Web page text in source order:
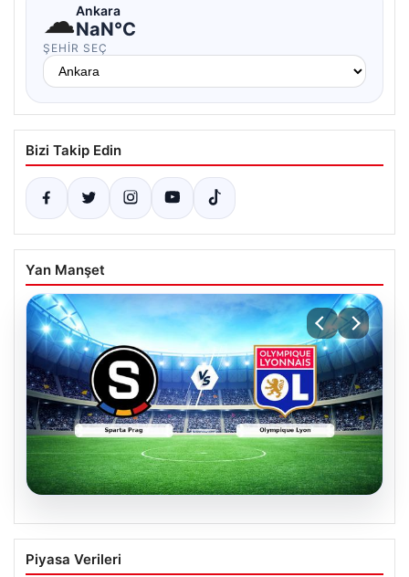
☁Ankara
NaN°C
ŞEHIR SEÇ
Bizi Takip Edin
Yan Manşet
(Özet) Sparta Prag – Olympique Lyon
Maçı Özeti ve Tüm Önemli Anları
Piyasa Verileri